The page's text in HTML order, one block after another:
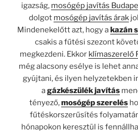
igazság, mosógép javítás
dolgot mosógép javítás árak
Mindenekelőtt azt, hogy akazán
csakis a fűtési szezont
megkezdeni. Ekkor klímaszerelő
még alacsony esélye is lehet
gyújtani, és ilyen helyzetekben
agázkészülék javítás
tényező,mosógép szerelés
fűtéskorszerűsítés
hónapokon keresztül is